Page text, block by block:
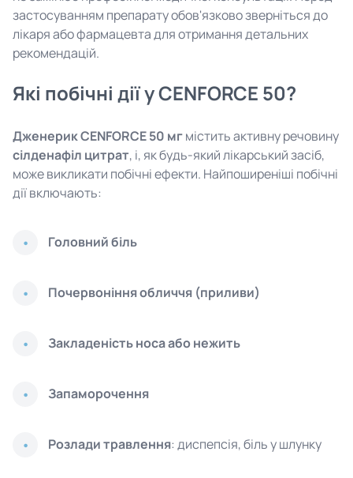
застосуванням препарату обов'язково зверніться до
лікаря або фармацевта для отримання детальних
рекомендацій.
Які побічні дії у CENFORCE 50?
Дженерик CENFORCE 50 мгмістить активну речовину
сілденафіл цитрат, і, як будь-який лікарський засіб,
може викликати побічні ефекти. Найпоширеніші побічні
дії включають:
Головний біль
Почервоніння обличчя (приливи)
Закладеність носа або нежить
Запаморочення
Розлади травлення: диспепсія, біль у шлунку